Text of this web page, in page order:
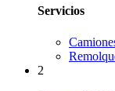
Servicios
2